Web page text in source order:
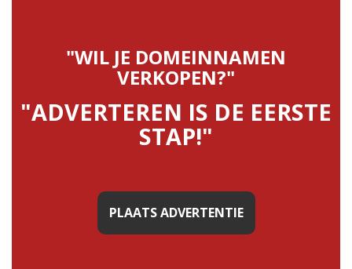
"WIL JE DOMEINNAMEN
VERKOPEN?"
"ADVERTEREN IS DE EERSTE
STAP!"
PLAATS ADVERTENTIE